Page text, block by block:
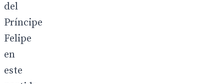
del
Príncipe
Felipe
en
este